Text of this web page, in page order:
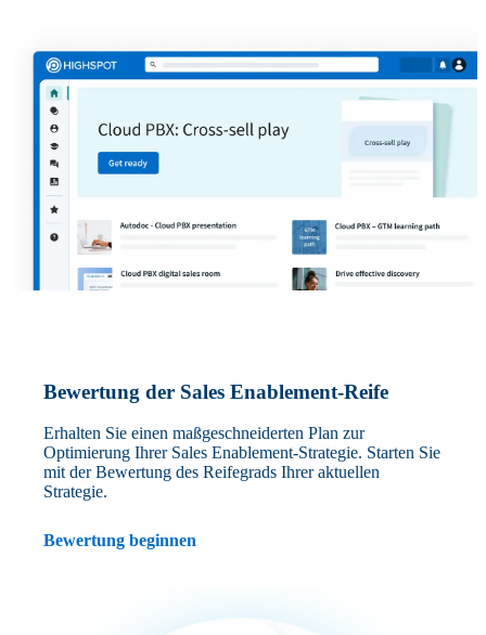
Bewertung der Sales Enablement-Reife
Erhalten Sie einen maßgeschneiderten Plan zur
Optimierung Ihrer Sales Enablement-Strategie. Starten Sie
mit der Bewertung des Reifegrads Ihrer aktuellen
Strategie.
Bewertung beginnen